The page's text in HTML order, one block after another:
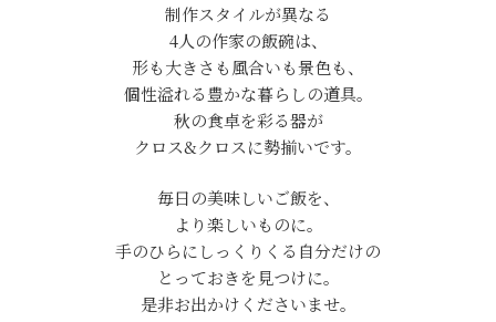
制作スタイルが異なる
4人の作家の飯碗は、
形も大きさも風合いも景色も、
個性溢れる豊かな暮らしの道具。
秋の食卓を彩る器が
クロス&クロスに勢揃いです。
毎日の美味しいご飯を、
より楽しいものに。
手のひらにしっくりくる自分だけの
とっておきを見つけに。
是非お出かけくださいませ。